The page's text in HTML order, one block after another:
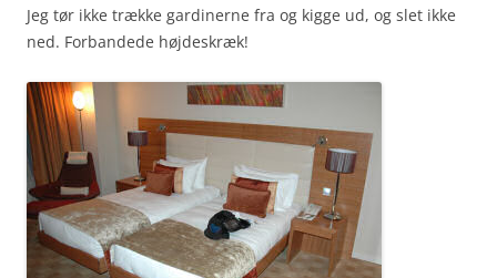
Jeg tør ikke trække gardinerne fra og kigge ud, og slet ikke
ned. Forbandede højdeskræk!